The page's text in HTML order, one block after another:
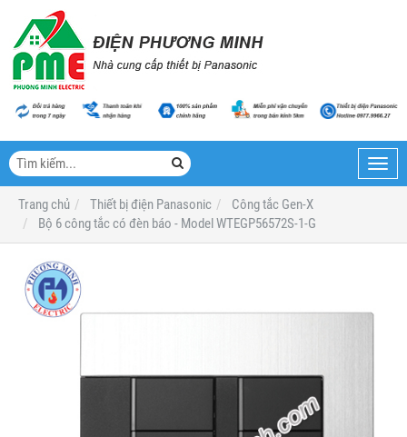
Trang chủ
Thiết bị điện Panasonic
Công tắc Gen-X
Bộ 6 công tắc có đèn báo - Model WTEGP56572S-1-G